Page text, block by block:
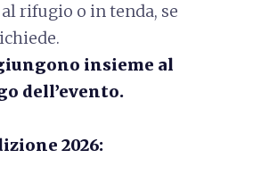
rifugio o in tenda, se
insieme al
dell’evento.
2026: